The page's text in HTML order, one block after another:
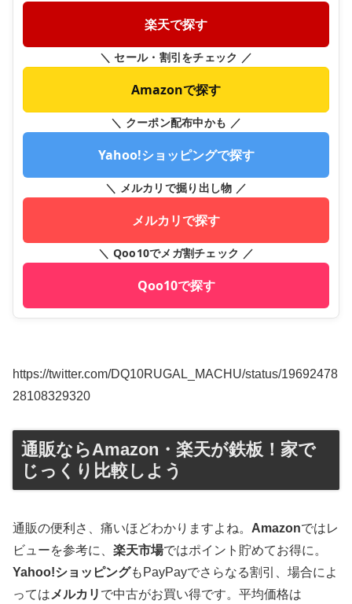
楽天で探す
＼ セール・割引をチェック ／
Amazonで探す
＼ クーポン配布中かも ／
Yahoo!ショッピングで探す
＼ メルカリで掘り出し物 ／
メルカリで探す
＼ Qoo10でメガ割チェック ／
Qoo10で探す
https://twitter.com/DQ10RUGAL_MACHU/status/19692478
28108329320
通販ならAmazon・楽天が鉄板！家で
じっくり比較しよう
通販の便利さ、痛いほどわかりますよね。 Amazonではレ
ビューを参考に、 楽天市場ではポイント貯めてお得に。
Yahoo!ショッピングもPayPayでさらなる割引、場合によ
っては メルカリ で中古がお買い得です。平均価格は